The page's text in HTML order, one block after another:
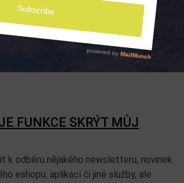
FUNKCE SKRÝT MŮJ
k odběru nějakého newsletteru, novinek
eshopu, aplikací či jiné služby, ale